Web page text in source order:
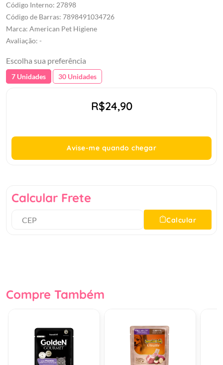
Código Interno: 27898
Código de Barras: 7898491034726
Marca: American Pet Higiene
Avaliação: -
Escolha sua preferência
7 Unidades 30 Unidades
R$24,90
Avise-me quando chegar
Calcular Frete
Calcular
Compre Também